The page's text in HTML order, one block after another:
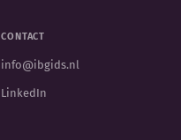
CONTACT
info@ibgids.nl
LinkedIn